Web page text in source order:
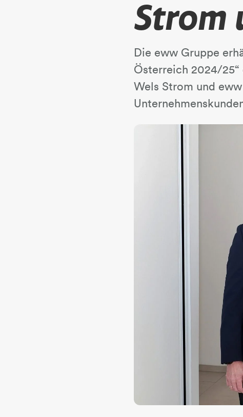
Strom
Die eww Gruppe
Österreich 2024/25“
Wels Strom und